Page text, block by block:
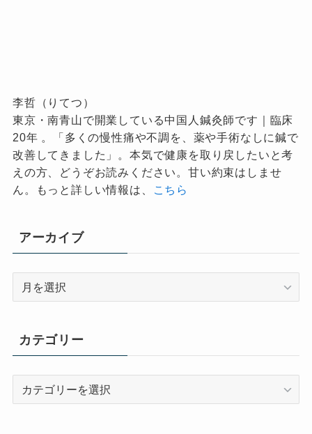
李哲（りてつ）
東京・南青山で開業している中国人鍼灸師です｜臨床
20年 。「多くの慢性痛や不調を、薬や手術なしに鍼で
改善してきました」。本気で健康を取り戻したいと考
えの方、どうぞお読みください。甘い約束はしませ
ん。もっと詳しい情報は、
こちら
アーカイブ
ブ
カテゴリー